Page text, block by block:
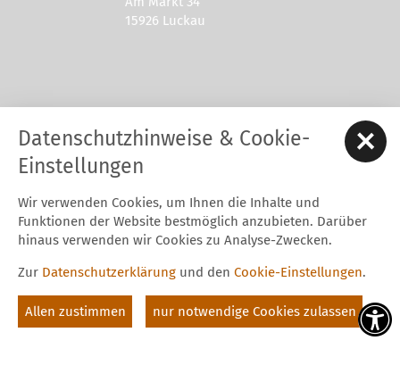
15926 Luckau
Tel.: 03544 - 594 0
Fax: 03544 - 2948
E-Mail:stadt@luckau.de
Start Karriere Kontakt Datenschutz
Impressum
Barrierefreiheitserklärung
Intern
Folgt uns auf
Datenschutzhinweise & Cookie-
Einstellungen
Wir verwenden Cookies, um Ihnen die Inhalte und
Funktionen der Website bestmöglich anzubieten. Darüber
hinaus verwenden wir Cookies zu Analyse-Zwecken.
Zur Datenschutzerklärung und den Cookie-Einstellungen.
Allen zustimmen nur notwendige Cookies zulassen